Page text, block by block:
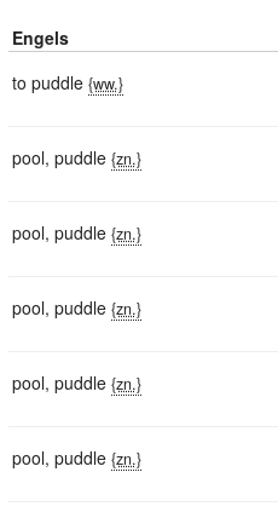
Engels
to puddle {ww.}
pool, puddle {zn.}
pool, puddle {zn.}
pool, puddle {zn.}
pool, puddle {zn.}
pool, puddle {zn.}